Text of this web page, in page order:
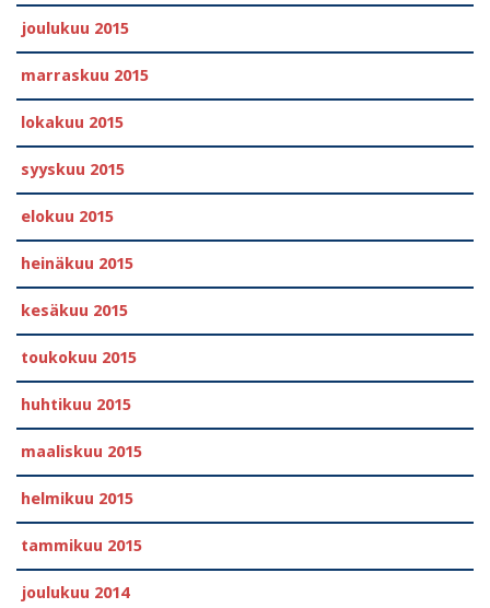
joulukuu 2015
marraskuu 2015
lokakuu 2015
syyskuu 2015
elokuu 2015
heinäkuu 2015
kesäkuu 2015
toukokuu 2015
huhtikuu 2015
maaliskuu 2015
helmikuu 2015
tammikuu 2015
joulukuu 2014